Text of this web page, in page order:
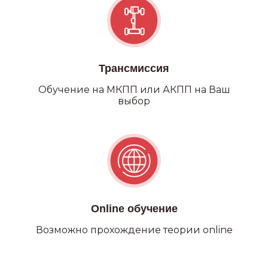
Трансмиссия
Обучение на МКПП или АКПП на Ваш
выбор
Online обучение
Возможно прохождение теории online
Категория С